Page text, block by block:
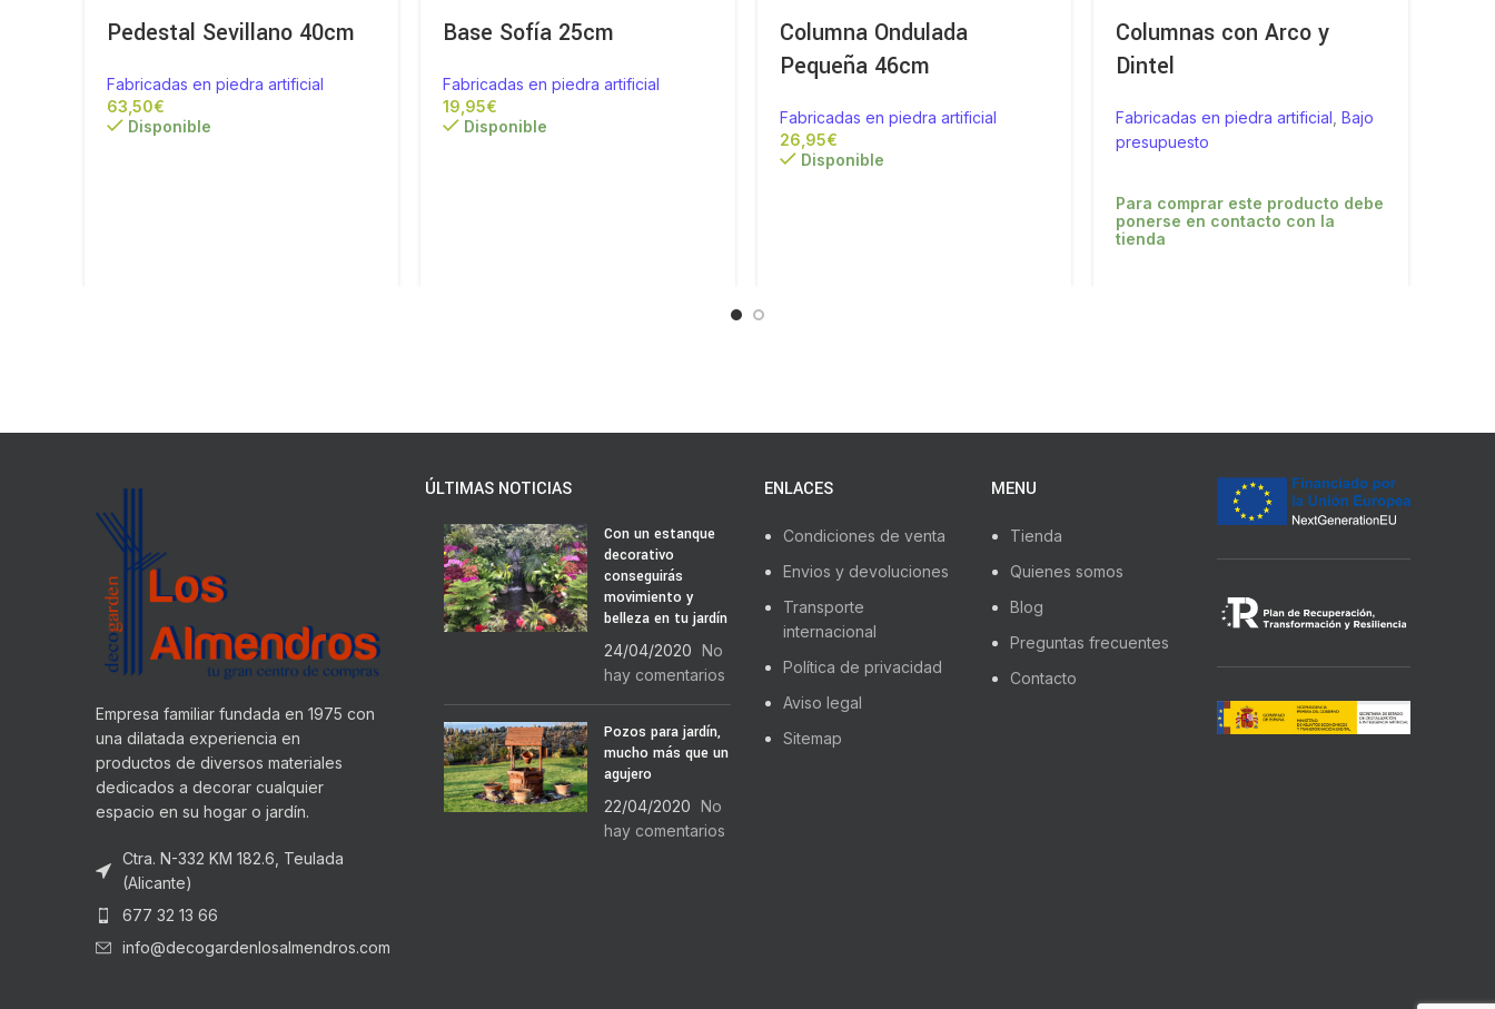
Pedestal Sevillano 40cm
Fabricadas en piedra artificial
€
Disponible
Base Sofía 25cm
Fabricadas en piedra artificial
€
Disponible
Columna Ondulada
Pequeña 46cm
Fabricadas en piedra artificial
€
Disponible
Columnas con Arco y
Dintel
Fabricadas en piedra artificial ,Bajo
presupuesto
Para comprar este producto debe
ponerse en contacto con la
tienda
Empresa familiar fundada en 1975 con
una dilatada experiencia en
productos de diversos materiales
dedicados a decorar cualquier
espacio en su hogar o jardín.
Ctra. N-332 KM 182.6, Teulada
(Alicante)
677 32 13 66
info@decogardenlosalmendros.com
ÚLTIMAS NOTICIAS
Con un estanque
decorativo
conseguirás
movimiento y
belleza en tu jardín
24/04/2020 No
hay comentarios
Pozos para jardín,
mucho más que un
agujero
22/04/2020 No
hay comentarios
ENLACES
Condiciones de venta
Envios y devoluciones
Transporte
internacional
Política de privacidad
Aviso legal
Sitemap
MENU
Tienda
Quienes somos
Blog
Preguntas frecuentes
Contacto